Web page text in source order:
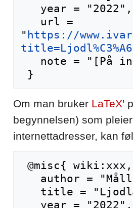
" https://
Om man bruker LaTeX'
begynnelsen) som
internettadresser, kan